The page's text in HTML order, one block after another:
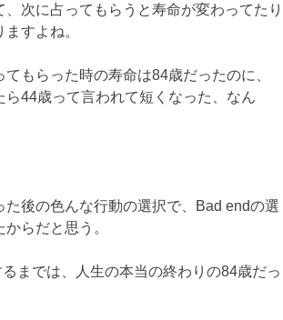
次に占ってもらうと寿命が変わってたり
すよね。
もらった時の寿命は84歳だったのに、
ら44歳って言われて短くなった、なん
た後の色んな行動の選択で、Bad endの選
らだと思う。
までは、人生の本当の終わりの84歳だっ